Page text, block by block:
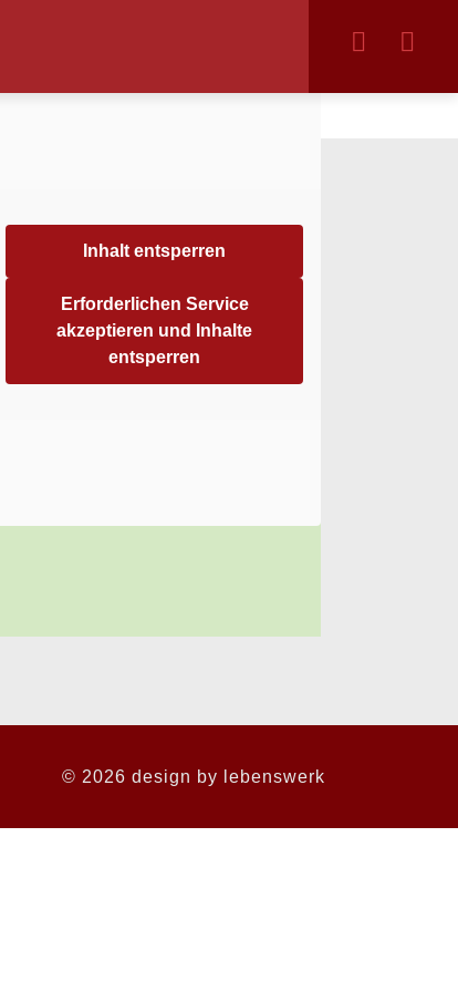
Inhalt entsperren
Erforderlichen Service
akzeptieren und Inhalte
entsperren
© 2026 design by lebenswerk